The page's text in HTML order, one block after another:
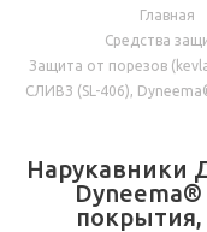
Главная
Средства
Защита от порезов
СЛИВЗ (SL-406),
Нарукавники